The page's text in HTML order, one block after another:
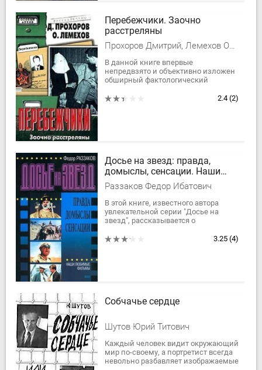
Перебежчики. Заочно
расстреляны
Прохоров Дмитрий, Лемехов Олег Игоревич
В данной книге впервые
непредвзято и объективно изложен
обширный фактологический
(российских) сотрудников разведки,
2.4 (2)
Досье на звезд: правда,
домыслы, сенсации. Наши
любимые фильмы
Раззаков Федор Ибатович
В этой книге, известного автора
увлекательной серии "Досье на
звезд", рассказывается о
конца XX века: "Белое солнце
3.25 (4)
Собчачье сердце
Шутов Юрий Титович
Каждый человек видит окружающий
мир по-своему, а портретист всегда
невольно разбавляет изображаемые